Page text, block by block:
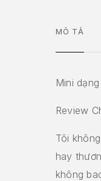
MÔ TẢ
Mini
Review
Tôi
hay
không